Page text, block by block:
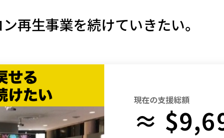
栃木 群馬 埼玉 千葉
富山 石川
滋賀 京都 大阪 兵庫
島根 岡山 広島 山口
再生事業を続けていきたい。
現在の支援総額
≈